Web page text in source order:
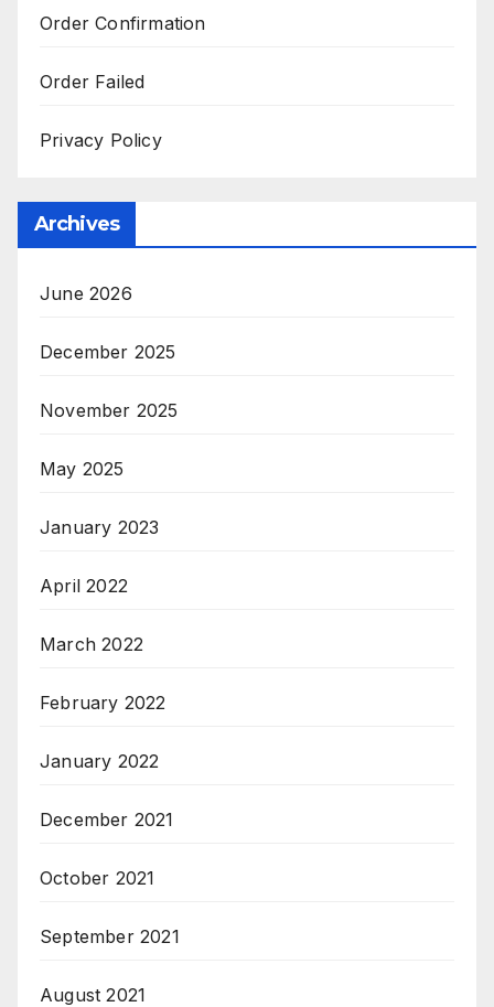
Order Confirmation
Order Failed
Privacy Policy
Archives
June 2026
December 2025
November 2025
May 2025
January 2023
April 2022
March 2022
February 2022
January 2022
December 2021
October 2021
September 2021
August 2021